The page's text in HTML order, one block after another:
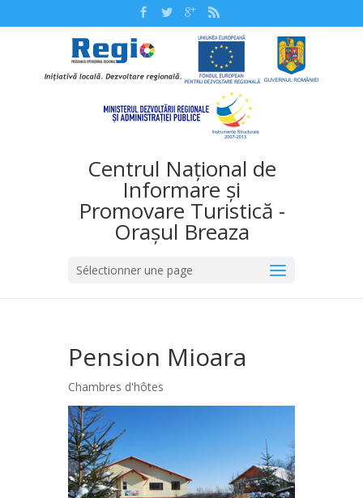
Centrul Național de
Informare și
Promovare Turistică -
Orașul Breaza
Sélectionner une page
Pension Mioara
Chambres d'hôtes